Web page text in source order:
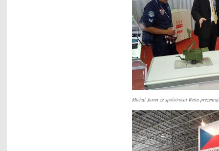
Michal Juran ze společnosti Retia